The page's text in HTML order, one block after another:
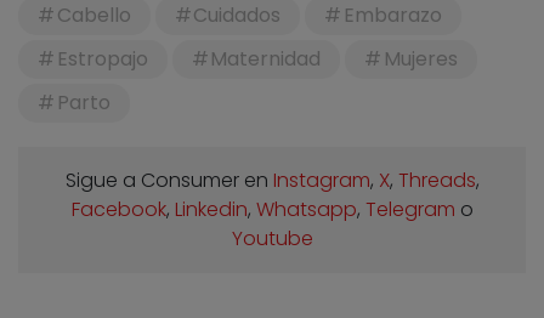
Cabello Cuidados
Embarazo
Estropajo
Maternidad
Mujeres
Parto
Sigue a Consumer en Instagram, X, Threads,
Facebook, Linkedin, Whatsapp, Telegram o
Youtube